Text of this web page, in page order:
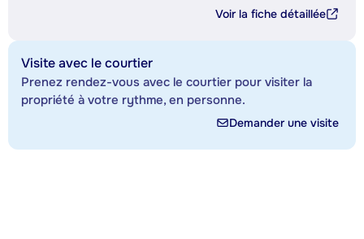
Voir la fiche détaillée
Visite avec le courtier
Prenez rendez-vous avec le courtier pour visiter la
propriété à votre rythme, en personne.
Demander une visite